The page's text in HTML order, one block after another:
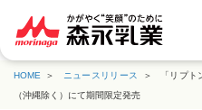
HOME ニュースリリース
「リプ
（沖縄除く）にて期間限定発売